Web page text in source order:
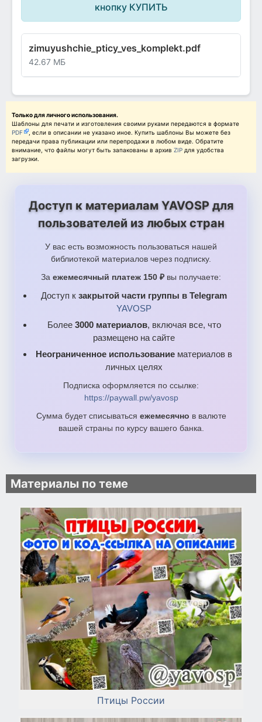
кнопку КУПИТЬ
zimuyushchie_pticy_ves_komplekt.pdf
42.67 МБ
Только для личного использования.
Шаблоны для печати и изготовления своими руками передаются в формате
PDF
, если в описании не указано иное. Купить шаблоны Вы можете без
передачи права публикации или перепродажи в любом виде. Обратите
внимание, что файлы могут быть запакованы в архив ZIP для удобства
загрузки.
Доступ к материалам YAVOSP для
пользователей из любых стран
У вас есть возможность пользоваться нашей
библиотекой материалов через подписку.
За ежемесячный платеж 150 ₽ вы получаете:
Доступ к закрытой части группы в Telegram
YAVOSP
Более 3000 материалов, включая все, что
размещено на сайте
Неограниченное использование материалов в
личных целях
Подписка оформляется по ссылке:
https://paywall.pw/yavosp
Сумма будет списываться ежемесячно в валюте
вашей страны по курсу вашего банка.
Материалы по теме
Птицы России